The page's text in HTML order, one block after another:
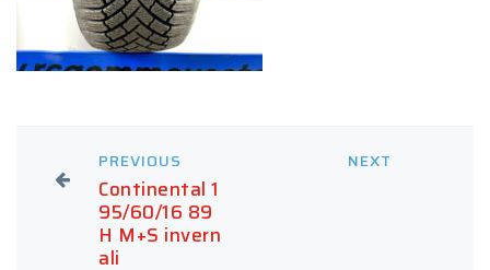
PREVIOUS
Continental 1
95/60/16 89
H M+S invern
ali
NEXT